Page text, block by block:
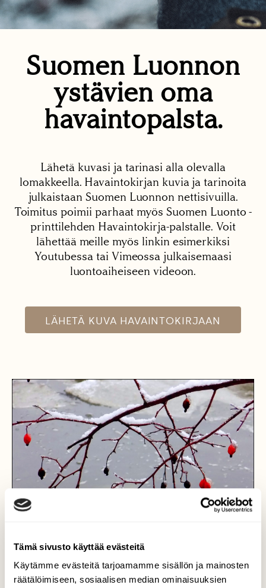
Tämä sivusto käyttää evästeitä
Käytämme evästeitä tarjoamamme sisällön ja mainosten
räätälöimiseen, sosiaalisen median ominaisuuksien
Suomen Luonnon
ystävien oma
havaintopalsta.
Lähetä kuvasi ja tarinasi alla olevalla
lomakkeella. Havaintokirjan kuvia ja tarinoita
julkaistaan Suomen Luonnon nettisivuilla.
Toimitus poimii parhaat myös Suomen Luonto -
printtilehden Havaintokirja-palstalle. Voit
lähettää meille myös linkin esimerkiksi
Youtubessa tai Vimeossa julkaisemaasi
luontoaiheiseen videoon.
LÄHETÄ KUVA HAVAINTOKIRJAAN